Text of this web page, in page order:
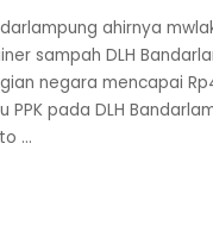
ahirnya
sampah DLH
negara mencapai
pada DLH
...